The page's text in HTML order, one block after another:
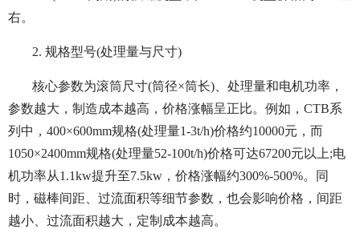
右。
2. 规格型号(处理量与尺寸)
核心参数为滚筒尺寸(筒径×筒长)、处理量和电机功率，
参数越大，制造成本越高，价格涨幅呈正比。例如，CTB系
列中，400×600mm规格(处理量1-3t/h)价格约10000元，而
1050×2400mm规格(处理量52-100t/h)价格可达67200元以上;电
机功率从1.1kw提升至7.5kw，价格涨幅约300%-500%。同
时，磁棒间距、过流面积等细节参数，也会影响价格，间距
越小、过流面积越大，定制成本越高。